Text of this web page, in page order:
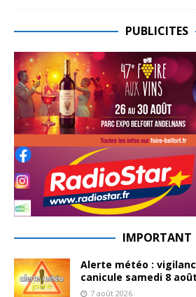
PUBLICITES
IMPORTANT
Alerte météo :
canicule samedi 8
7 août 2026